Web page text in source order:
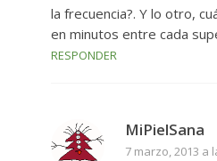
la frecuencia?. Y lo otro,
en minutos entre cada
RESPONDER
MiPielSana
7 marzo, 2013 a